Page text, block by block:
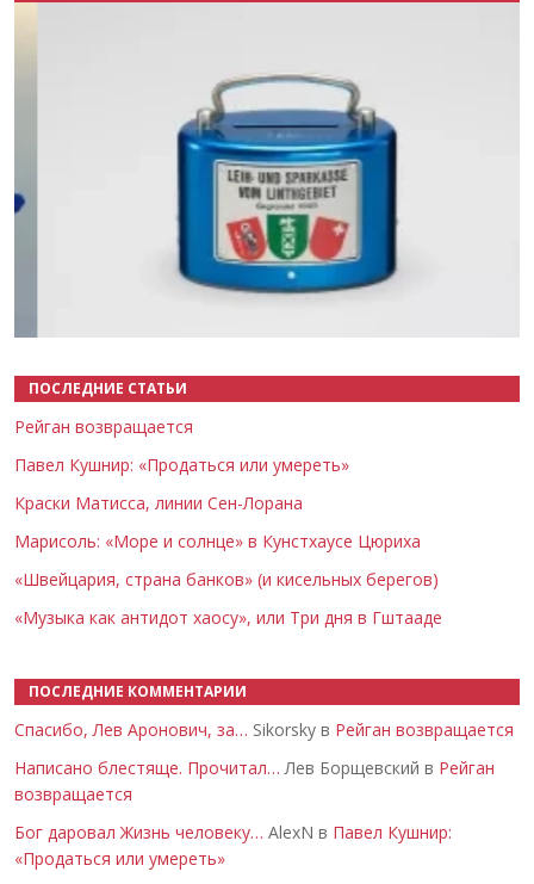
ПОСЛЕДНИЕ СТАТЬИ
Рейган возвращается
Павел Кушнир: «Продаться или умереть»
Краски Матисса, линии Сен-Лорана
Марисоль: «Море и солнце» в Кунстхаусе Цюриха
«Швейцария, страна банков» (и кисельных берегов)
«Музыка как антидот хаосу», или Три дня в Гштааде
ПОСЛЕДНИЕ КОММЕНТАРИИ
Спасибо, Лев Аронович, за… Sikorsky в Рейган возвращается
Написано блестяще. Прочитал… Лев Борщевский в Рейган
возвращается
Бог даровал Жизнь человеку… AlexN в Павел Кушнир:
«Продаться или умереть»